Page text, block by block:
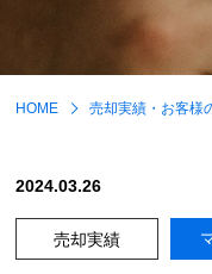
HOME 売却実績・お客様
2024.03.26
売却実績